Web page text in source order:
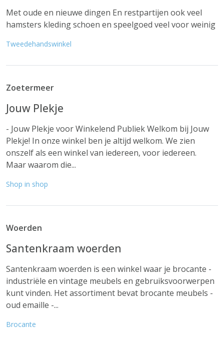
Met oude en nieuwe dingen En restpartijen ook veel
hamsters kleding schoen en speelgoed veel voor weinig
Tweedehandswinkel
Zoetermeer
Jouw Plekje
- Jouw Plekje voor Winkelend Publiek Welkom bij Jouw
Plekje! In onze winkel ben je altijd welkom. We zien
onszelf als een winkel van iedereen, voor iedereen.
Maar waarom die...
Shop in shop
Woerden
Santenkraam woerden
Santenkraam woerden is een winkel waar je brocante -
industriële en vintage meubels en gebruiksvoorwerpen
kunt vinden. Het assortiment bevat brocante meubels -
oud emaille -...
Brocante